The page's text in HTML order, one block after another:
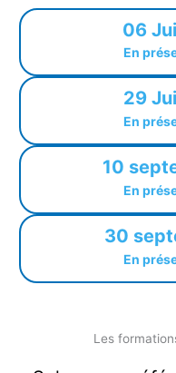
06
En
29
En
10
En
30
En
Les